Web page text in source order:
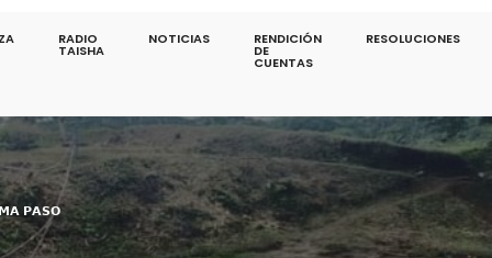
RADIO
TAISHA
NOTICIAS RENDICIÓN
DE
CUENTAS
RESOLUCIONES
𝗣𝗔𝗦𝗢